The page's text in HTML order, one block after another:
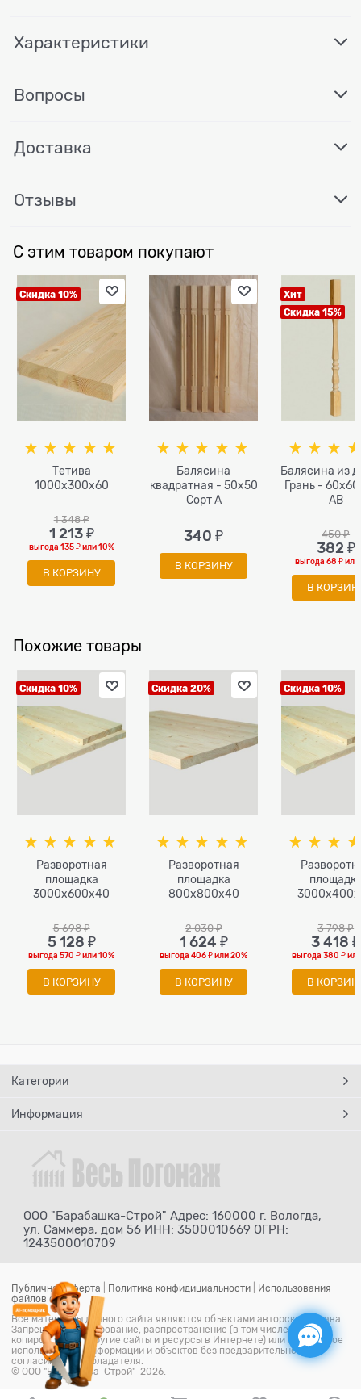
Характеристики
Вопросы
Доставка
Отзывы
С этим товаром покупают
Скидка 10%
Тетива
1000x300x60
1 348 ₽
1 213 ₽
выгода 135 ₽или10%
В КОРЗИНУ
Балясина
квадратная - 50x50
Сорт A
340 ₽
В КОРЗИНУ
Хит
Скидка 15%
Балясина из
Грань -
AB
450 ₽
382 ₽
выгода68 ₽или
В
Похожие товары
Скидка 10%
Разворотная
площадка
3000х600х40
5 698 ₽
5 128 ₽
выгода570 ₽или10%
В КОРЗИНУ
Скидка 20%
Разворотная
площадка
800х800х40
2 030 ₽
1 624 ₽
выгода406 ₽или20%
В КОРЗИНУ
Скидка 10%
3 798 ₽
3 418 ₽
выгода380 ₽
В
Категории
Информация
ООО "Барабашка-Строй" Адрес: 160000 г. Вологда,
ул. Саммера, дом 56 ИНН: 3500010669 ОГРН:
1243500010709
Публичная оферта Политика конфидициальности
Использования
файлов cookie
Все материалы данного сайта являются объектами авторского права.
Запрещается копирование, распространение (в том числе путем
копирования на другие сайты и ресурсы в Интернете) или любое иное
использование информации и объектов без предварительного
согласия правообладателя.
© ООО "Барабашка-Строй" 2026.